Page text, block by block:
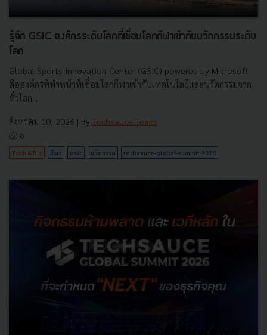
รู้จัก GSIC องค์กรระดับโลกที่เชื่อมโลกกีฬาเข้ากับนวัตกรรมระดับ
โลก
Global Sports Innovation Center (GSIC) powered by Microsoft
คือองค์กรที่ทำหน้าที่เชื่อมโลกกีฬาเข้ากับเทคโนโลยีและนวัตกรรมจาก
ทั่วโลก...
สิงหาคม 10, 2026 | By Techsauce Team
0
Tech & Biz กีฬา gsic นวัตกรรม techsauce-global-summit-2026